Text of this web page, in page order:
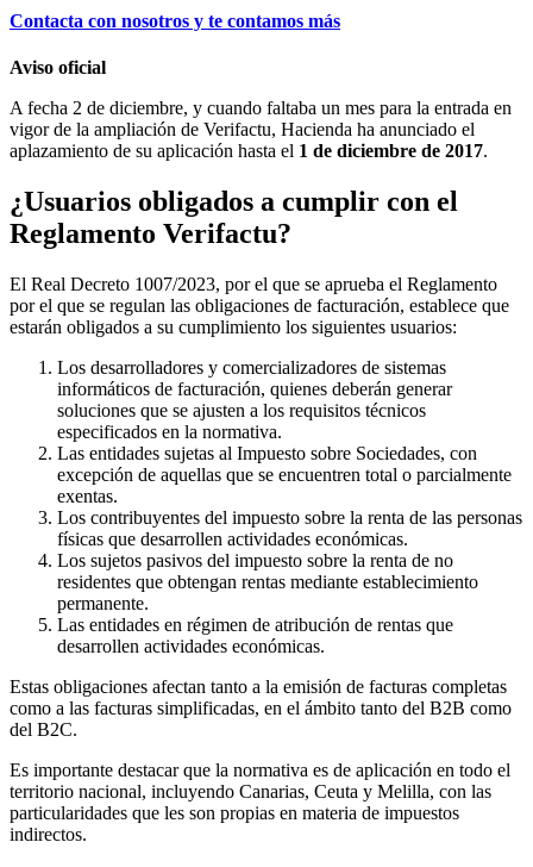
Contacta con nosotros y te contamos más
Aviso oficial
A fecha 2 de diciembre, y cuando faltaba un mes para la entrada en
vigor de la ampliación de Verifactu, Hacienda ha anunciado el
aplazamiento de su aplicación hasta el 1 de diciembre de 2017.
¿Usuarios obligados a cumplir con el
Reglamento Verifactu?
El Real Decreto 1007/2023, por el que se aprueba el Reglamento
por el que se regulan las obligaciones de facturación, establece que
estarán obligados a su cumplimiento los siguientes usuarios:
Los desarrolladores y comercializadores de sistemas
informáticos de facturación, quienes deberán generar
soluciones que se ajusten a los requisitos técnicos
especificados en la normativa.
Las entidades sujetas al Impuesto sobre Sociedades, con
excepción de aquellas que se encuentren total o parcialmente
exentas.
Los contribuyentes del impuesto sobre la renta de las personas
físicas que desarrollen actividades económicas.
Los sujetos pasivos del impuesto sobre la renta de no
residentes que obtengan rentas mediante establecimiento
permanente.
Las entidades en régimen de atribución de rentas que
desarrollen actividades económicas.
Estas obligaciones afectan tanto a la emisión de facturas completas
como a las facturas simplificadas, en el ámbito tanto del B2B como
del B2C.
Es importante destacar que la normativa es de aplicación en todo el
territorio nacional, incluyendo Canarias, Ceuta y Melilla, con las
particularidades que les son propias en materia de impuestos
indirectos.